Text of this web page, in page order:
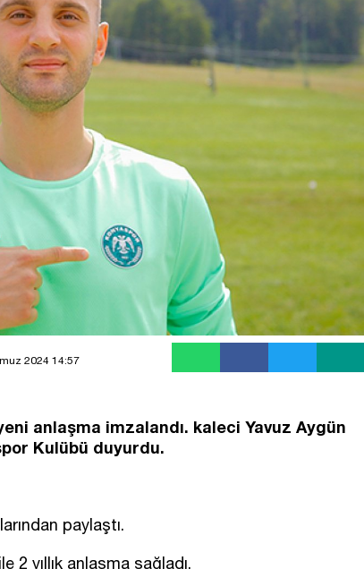
2024 14:57
anlaşma imzalandı. kaleci Yavuz Aygün
Kulübü duyurdu.
paylaştı.
yıllık anlaşma sağladı.